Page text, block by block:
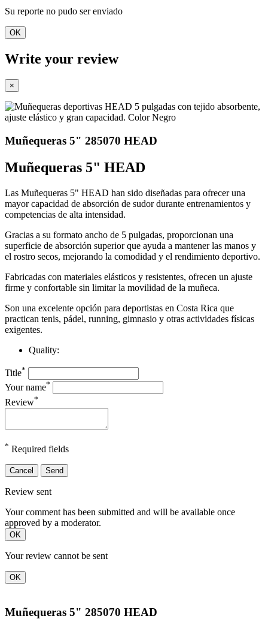
Su reporte no pudo ser enviado
OK
Write your review
×
Muñequeras 5" 285070 HEAD
Muñequeras 5" HEAD
Las Muñequeras 5" HEAD han sido diseñadas para ofrecer una
mayor capacidad de absorción de sudor durante entrenamientos y
competencias de alta intensidad.
Gracias a su formato ancho de 5 pulgadas, proporcionan una
superficie de absorción superior que ayuda a mantener las manos y
el rostro secos, mejorando la comodidad y el rendimiento deportivo.
Fabricadas con materiales elásticos y resistentes, ofrecen un ajuste
firme y confortable sin limitar la movilidad de la muñeca.
Son una excelente opción para deportistas en Costa Rica que
practican tenis, pádel, running, gimnasio y otras actividades físicas
exigentes.
Quality:
Title*
Your name*
Review*
* Required fields
Cancel Send
Review sent
Your comment has been submitted and will be available once
approved by a moderator.
OK
Your review cannot be sent
OK
Muñequeras 5" 285070 HEAD